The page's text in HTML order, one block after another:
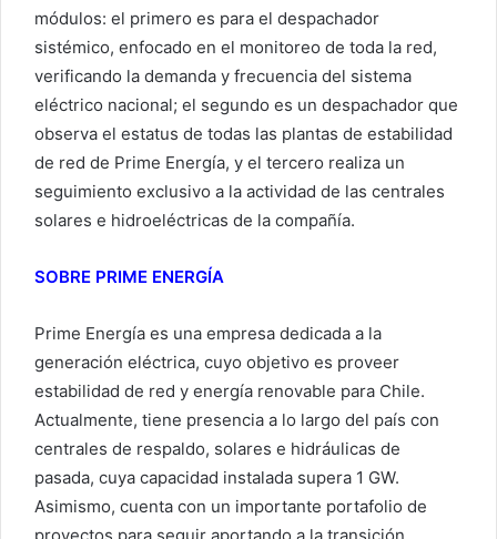
módulos: el primero es para el despachador
sistémico, enfocado en el monitoreo de toda la red,
verificando la demanda y frecuencia del sistema
eléctrico nacional; el segundo es un despachador que
observa el estatus de todas las plantas de estabilidad
de red de Prime Energía, y el tercero realiza un
seguimiento exclusivo a la actividad de las centrales
solares e hidroeléctricas de la compañía.
SOBRE PRIME ENERGÍA
Prime Energía es una empresa dedicada a la
generación eléctrica, cuyo objetivo es proveer
estabilidad de red y energía renovable para Chile.
Actualmente, tiene presencia a lo largo del país con
centrales de respaldo, solares e hidráulicas de
pasada, cuya capacidad instalada supera 1 GW.
Asimismo, cuenta con un importante portafolio de